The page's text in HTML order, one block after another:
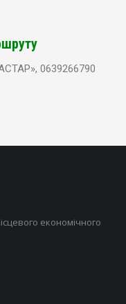
0639266790
економічного